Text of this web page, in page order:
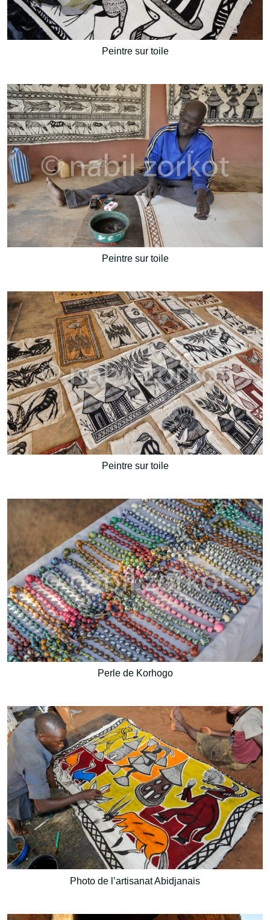
Peintre sur toile
Peintre sur toile
Peintre sur toile
Perle de Korhogo
Photo de l’artisanat Abidjanais